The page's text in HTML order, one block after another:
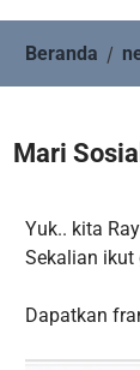
Beranda /
Mari
Yuk.. kita
Sekalian ikut
Dapatkan